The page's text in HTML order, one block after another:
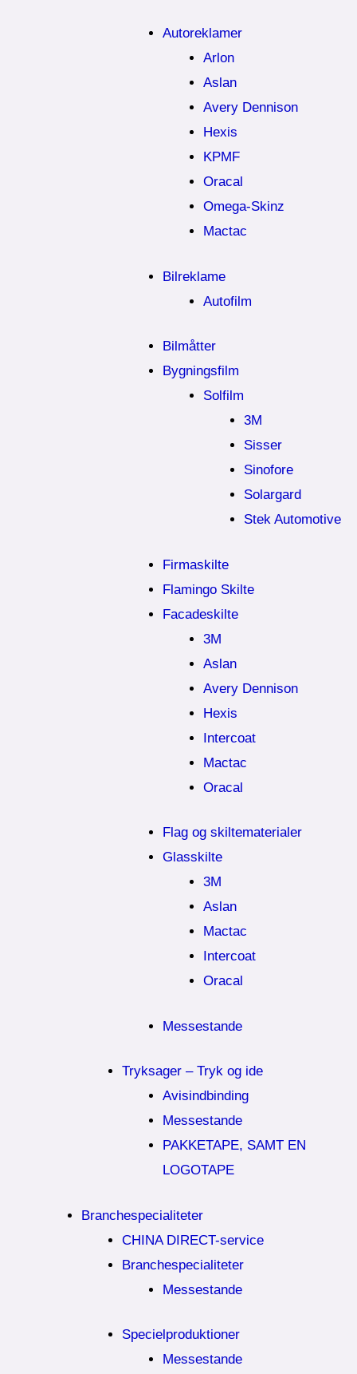
Autoreklamer
Arlon
Aslan
Avery Dennison
Hexis
KPMF
Oracal
Omega-Skinz
Mactac
Bilreklame
Autofilm
Bilmåtter
Bygningsfilm
Solfilm
3M
Sisser
Sinofore
Solargard
Stek Automotive
Firmaskilte
Flamingo Skilte
Facadeskilte
3M
Aslan
Avery Dennison
Hexis
Intercoat
Mactac
Oracal
Flag og skiltematerialer
Glasskilte
3M
Aslan
Mactac
Intercoat
Oracal
Messestande
Tryksager – Tryk og ide
Avisindbinding
Messestande
PAKKETAPE, SAMT EN
LOGOTAPE
Branchespecialiteter
CHINA DIRECT-service
Branchespecialiteter
Messestande
Specielproduktioner
Messestande